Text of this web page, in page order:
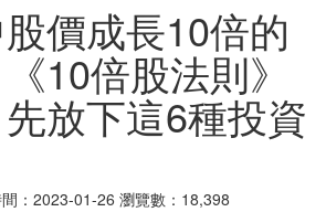
價成長10倍的
10倍股法則》
放下這6種投資
：2023-01-26 瀏覽數：18,398